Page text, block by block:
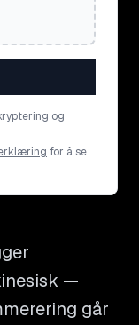
og
for å se
—
går